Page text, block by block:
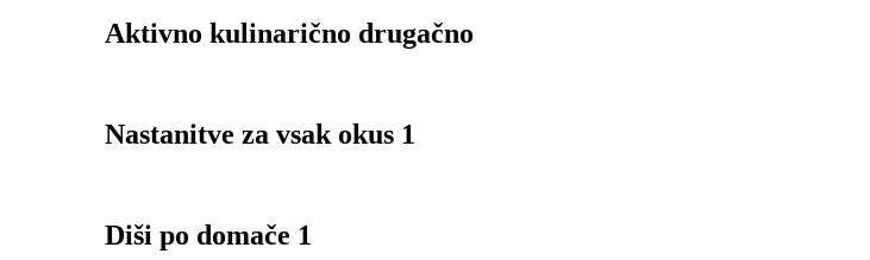
Aktivno kulinarično drugačno
Nastanitve za vsak okus 1
Diši po domače 1